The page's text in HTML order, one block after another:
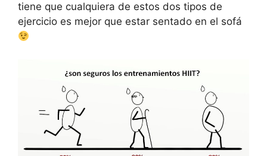
tiene que cualquiera de estos dos tipos de
ejercicio es mejor que estar sentado en el sofá